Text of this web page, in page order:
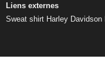
Liens externes
Sweat shirt Harley Davidson